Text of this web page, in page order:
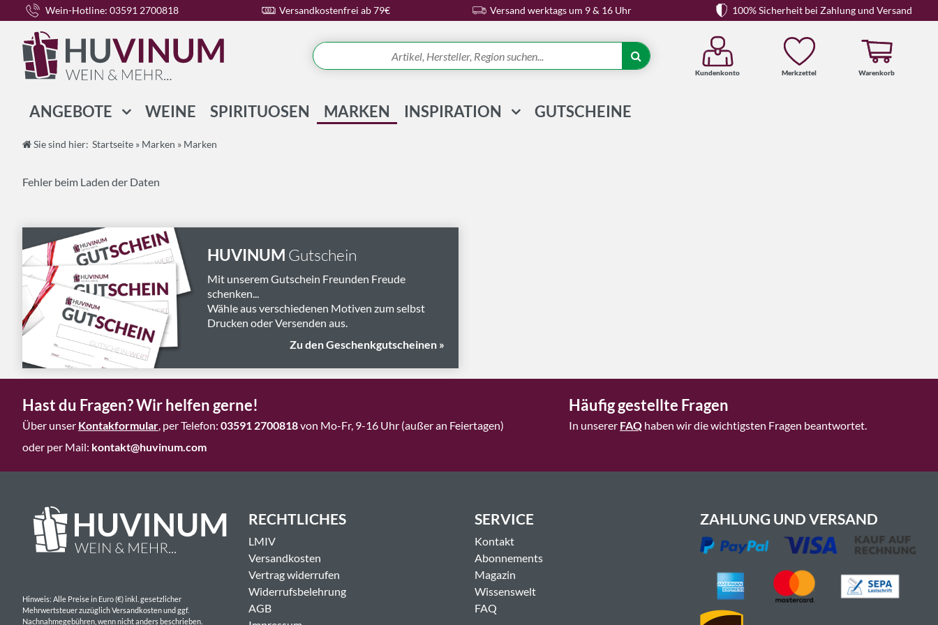
Wein-Hotline: 03591 2700818 Versandkostenfrei ab 79€ Versand werktags um 9 & 16 Uhr 100% Sicherheit bei Zahlung und Versand
Kundenkonto Merkzettel Warenkorb
ANGEBOTE
WEIN-PAKETE
WEINE SPIRITUOSEN MARKEN INSPIRATION GUTSCHEINE
Sie sind hier: Startseite » Marken » Marken
Fehler beim Laden der Daten
HUVINUM Gutschein
Mit unserem Gutschein Freunden Freude
schenken...
Wähle aus verschiedenen Motiven zum selbst
Drucken oder Versenden aus.
Zu den Geschenkgutscheinen »
Hast du Fragen? Wir helfen gerne!
Über unser Kontakformular, per Telefon: 03591 2700818von Mo-Fr, 9-16 Uhr (außer an Feiertagen)
oder per Mail: kontakt@huvinum.com
Häufig gestellte Fragen
In unserer FAQ haben wir die wichtigsten Fragen beantwortet.
RECHTLICHES
LMIV
Versandkosten
Vertrag widerrufen
Widerrufsbelehrung
AGB
SERVICE
Kontakt
Abonnements
Magazin
Wissenswelt
FAQ
ZAHLUNG UND VERSAND
Hinweis: Alle Preise in Euro (€) inkl. gesetzlicher
Mehrwertsteuer zuzüglich Versandkosten und ggf.
Nachnahmegebühren, wenn nicht anders beschrieben.